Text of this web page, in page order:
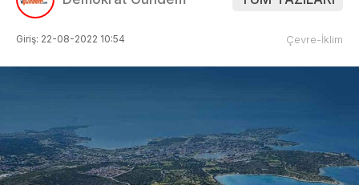
Giriş: 22-08-2022 10:54 Çevre-İklim